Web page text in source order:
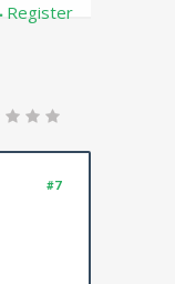
Register
#7